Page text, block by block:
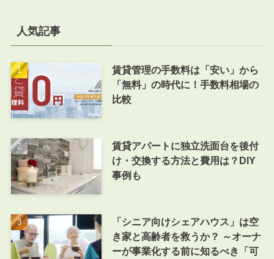
人気記事
賃貸管理の手数料は「安い」から
「無料」の時代に！手数料相場の
比較
賃貸アパートに独立洗面台を後付
け・交換する方法と費用は？DIY
事例も
「シニア向けシェアハウス」は空
き家と高齢者を救うか？ ～オーナ
ーが事業化する前に知るべき「可